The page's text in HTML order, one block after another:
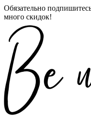
Обязательно
много скидок!